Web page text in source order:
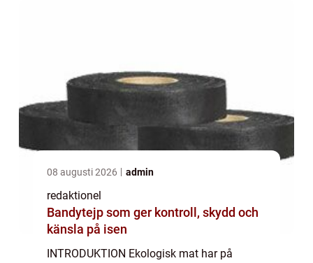
08 augusti 2026 admin
redaktionel
Bandytejp som ger kontroll, skydd och
känsla på isen
INTRODUKTION Ekologisk mat har på